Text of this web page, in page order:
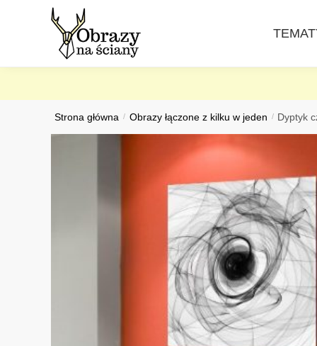
Strona główna / Obrazy łączone z kilku w jeden / Dyptyk